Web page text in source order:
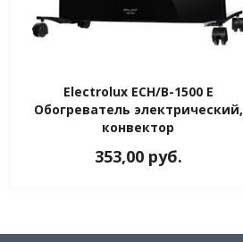
Electrolux ECH/B-1500 E
Обогреватель электрический,
конвектор
353,00 руб.